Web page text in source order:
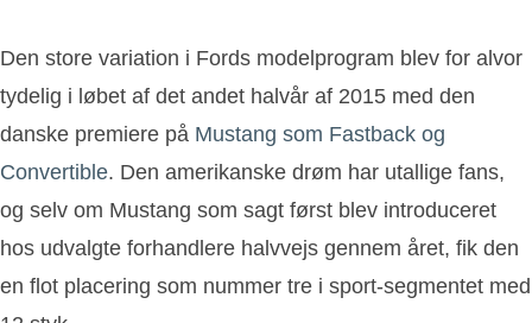
Den store variation i Fords modelprogram blev for alvor
tydelig i løbet af det andet halvår af 2015 med den
danske premiere på Mustang som Fastback og
Convertible. Den amerikanske drøm har utallige fans,
og selv om Mustang som sagt først blev introduceret
hos udvalgte forhandlere halvvejs gennem året, fik den
en flot placering som nummer tre i sport-segmentet med